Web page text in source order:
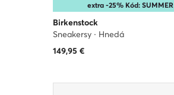
extra -25% Kód: SUMMER
Birkenstock
Sneakersy · Hnedá
149,95 €